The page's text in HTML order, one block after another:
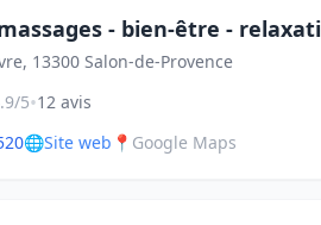
- bien-être -
13300 Salon-de-Provence
5•12 avis
🌐Site web 📍 Google Maps